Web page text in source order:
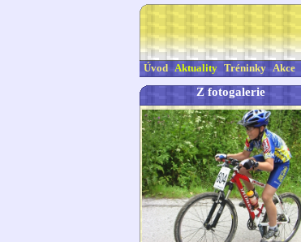
Úvod Aktuality Tréninky Akce
Z fotogalerie